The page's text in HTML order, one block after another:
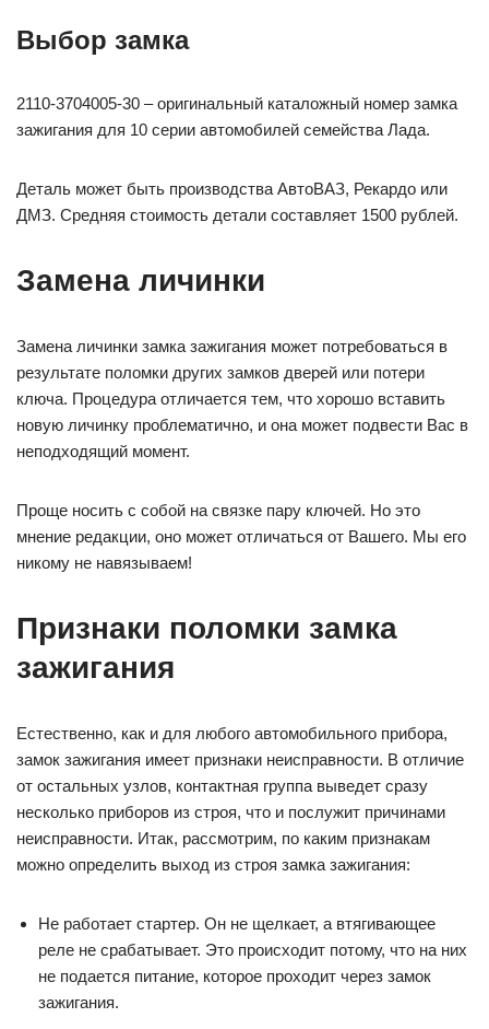
Выбор замка
2110-3704005-30 – оригинальный каталожный номер замка
зажигания для 10 серии автомобилей семейства Лада.
Деталь может быть производства АвтоВАЗ, Рекардо или
ДМЗ. Средняя стоимость детали составляет 1500 рублей.
Замена личинки
Замена личинки замка зажигания может потребоваться в
результате поломки других замков дверей или потери
ключа. Процедура отличается тем, что хорошо вставить
новую личинку проблематично, и она может подвести Вас в
неподходящий момент.
Проще носить с собой на связке пару ключей. Но это
мнение редакции, оно может отличаться от Вашего. Мы его
никому не навязываем!
Признаки поломки замка
зажигания
Естественно, как и для любого автомобильного прибора,
замок зажигания имеет признаки неисправности. В отличие
от остальных узлов, контактная группа выведет сразу
несколько приборов из строя, что и послужит причинами
неисправности. Итак, рассмотрим, по каким признакам
можно определить выход из строя замка зажигания:
Не работает стартер. Он не щелкает, а втягивающее
реле не срабатывает. Это происходит потому, что на них
не подается питание, которое проходит через замок
зажигания.